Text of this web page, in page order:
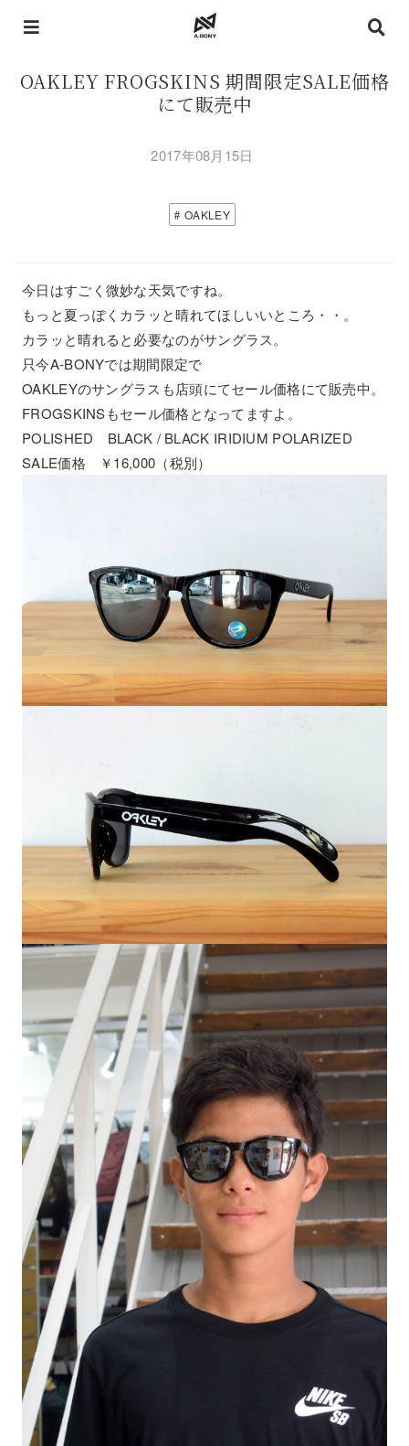
OAKLEY FROGSKINS 期間限定SALE価格
にて販売中
2017年08月15日
OAKLEY
今日はすごく微妙な天気ですね。
もっと夏っぽくカラッと晴れてほしいいところ・・。
カラッと晴れると必要なのがサングラス。
只今A-BONYでは期間限定で
OAKLEYのサングラスも店頭にてセール価格にて販売中。
FROGSKINSもセール価格となってますよ。
POLISHED BLACK / BLACK IRIDIUM POLARIZED
SALE価格 ￥16,000（税別）